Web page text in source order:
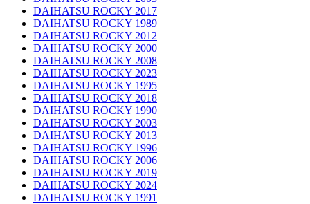
DAIHATSU ROCKY 2017
DAIHATSU ROCKY 1989
DAIHATSU ROCKY 2012
DAIHATSU ROCKY 2000
DAIHATSU ROCKY 2008
DAIHATSU ROCKY 2023
DAIHATSU ROCKY 1995
DAIHATSU ROCKY 2018
DAIHATSU ROCKY 1990
DAIHATSU ROCKY 2003
DAIHATSU ROCKY 2013
DAIHATSU ROCKY 1996
DAIHATSU ROCKY 2006
DAIHATSU ROCKY 2019
DAIHATSU ROCKY 2024
DAIHATSU ROCKY 1991